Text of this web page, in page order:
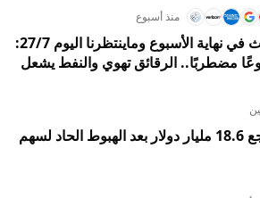
منذ أسبوع
ملخص الأسواق: ماحدث في نهاية الأسبوع وماينتظرنا اليوم 27/7:
وول ستريت تغلق أسبوعًا مضطربًا.. الرقائق تهوي والنفط يشعل
ثروة إيلون ماسك تتراجع 18.6 مليار دولار بعد الهبوط الحاد لسهم